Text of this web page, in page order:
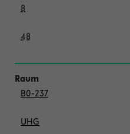
8
48
B0-237
UHG